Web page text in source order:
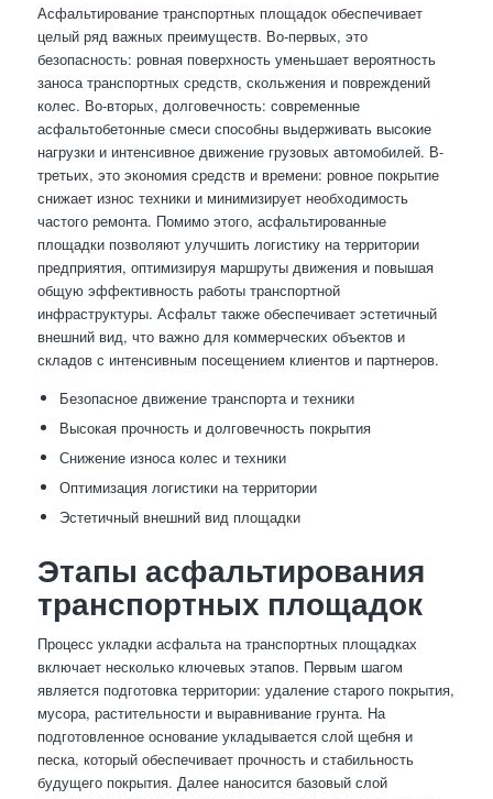
Асфальтирование транспортных площадок обеспечивает
целый ряд важных преимуществ. Во-первых, это
безопасность: ровная поверхность уменьшает вероятность
заноса транспортных средств, скольжения и повреждений
колес. Во-вторых, долговечность: современные
асфальтобетонные смеси способны выдерживать высокие
нагрузки и интенсивное движение грузовых автомобилей. В-
третьих, это экономия средств и времени: ровное покрытие
снижает износ техники и минимизирует необходимость
частого ремонта. Помимо этого, асфальтированные
площадки позволяют улучшить логистику на территории
предприятия, оптимизируя маршруты движения и повышая
общую эффективность работы транспортной
инфраструктуры. Асфальт также обеспечивает эстетичный
внешний вид, что важно для коммерческих объектов и
складов с интенсивным посещением клиентов и партнеров.
Безопасное движение транспорта и техники
Высокая прочность и долговечность покрытия
Снижение износа колес и техники
Оптимизация логистики на территории
Эстетичный внешний вид площадки
Этапы асфальтирования
транспортных площадок
Процесс укладки асфальта на транспортных площадках
включает несколько ключевых этапов. Первым шагом
является подготовка территории: удаление старого покрытия,
мусора, растительности и выравнивание грунта. На
подготовленное основание укладывается слой щебня и
песка, который обеспечивает прочность и стабильность
будущего покрытия. Далее наносится базовый слой